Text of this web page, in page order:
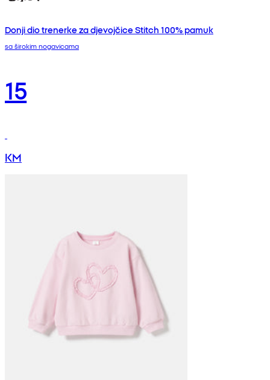
Donji dio trenerke za djevojčice Stitch 100% pamuk
sa širokim nogavicama
15
KM